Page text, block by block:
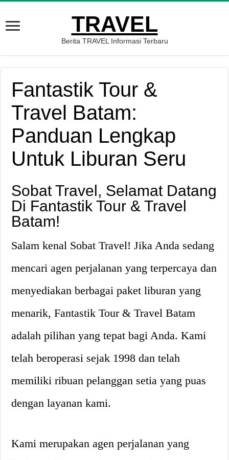
TRAVEL
Berita TRAVEL Informasi Terbaru
Fantastik Tour &
Travel Batam:
Panduan Lengkap
Untuk Liburan Seru
Sobat Travel, Selamat Datang
Di Fantastik Tour & Travel
Batam!
Salam kenal Sobat Travel! Jika Anda sedang
mencari agen perjalanan yang terpercaya dan
menyediakan berbagai paket liburan yang
menarik, Fantastik Tour & Travel Batam
adalah pilihan yang tepat bagi Anda. Kami
telah beroperasi sejak 1998 dan telah
memiliki ribuan pelanggan setia yang puas
dengan layanan kami.
Kami merupakan agen perjalanan yang